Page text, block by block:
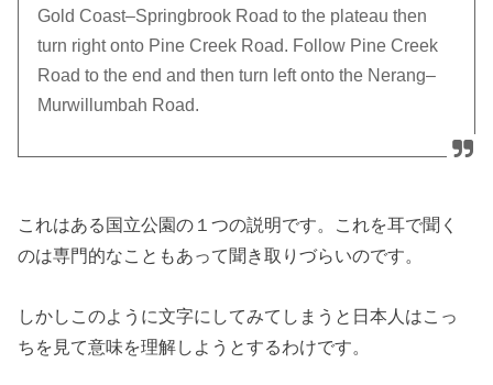
Gold Coast–Springbrook Road to the plateau then
turn right onto Pine Creek Road. Follow Pine Creek
Road to the end and then turn left onto the Nerang–
Murwillumbah Road.
これはある国立公園の１つの説明です。これを耳で聞く
のは専門的なこともあって聞き取りづらいのです。
しかしこのように文字にしてみてしまうと日本人はこっ
ちを見て意味を理解しようとするわけです。